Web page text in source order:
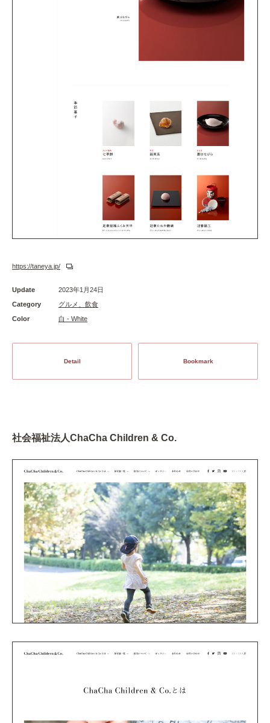
https://taneya.jp/
Update
2023年1月24日
Category
グルメ、飲食
Color
白 - White
Detail Bookmark
社会福祉法人ChaCha Children & Co.